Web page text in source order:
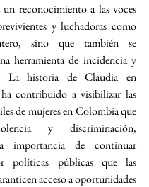
un reconocimiento a las voces
y luchadoras como
sino que también se
herramienta de incidencia y
La historia de Claudia en
contribuido a visibilizar las
de mujeres en Colombia que
y discriminación,
importancia de continuar
políticas públicas que las
acceso a oportunidades